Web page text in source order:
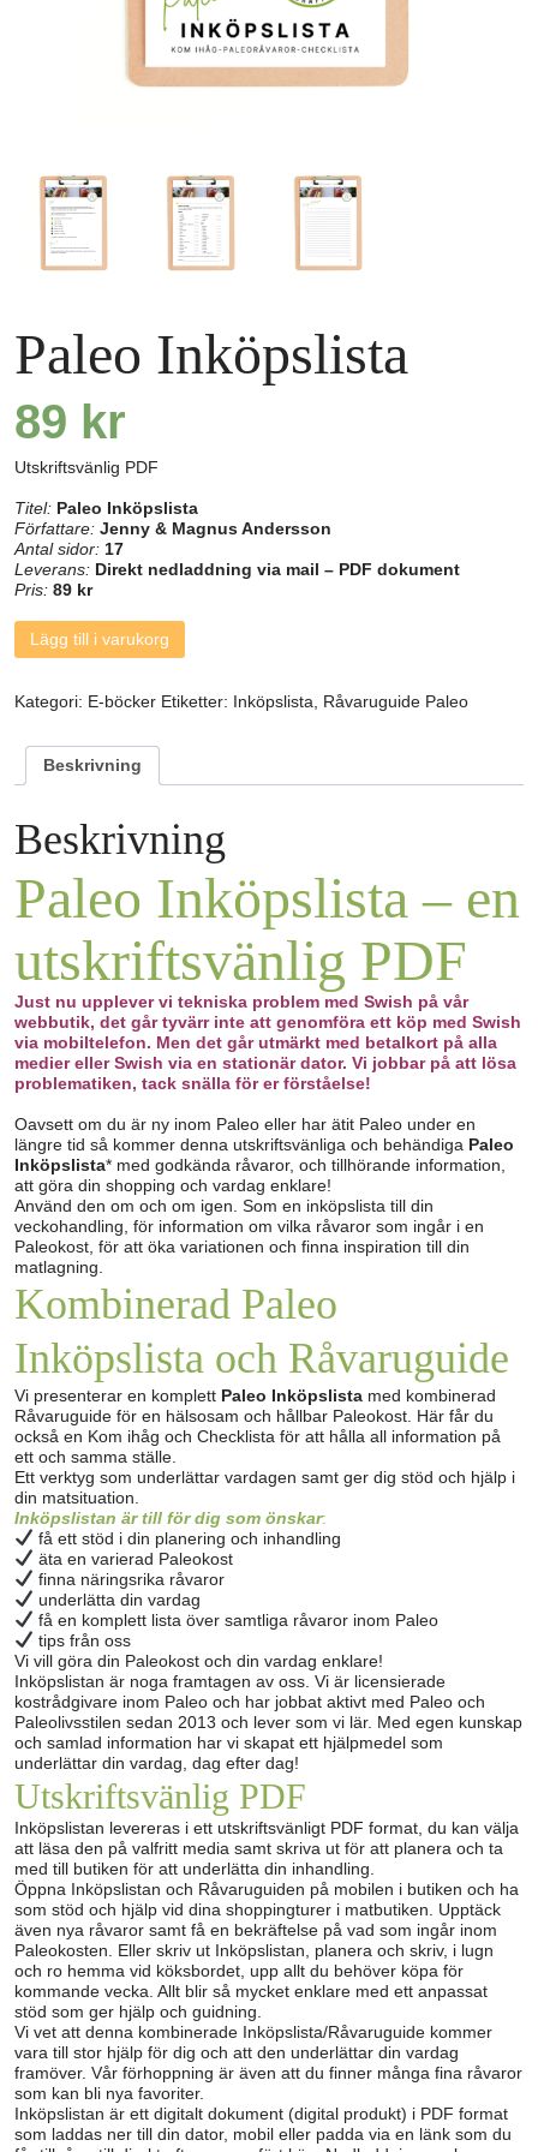
Paleo Inköpslista
89 kr
Utskriftsvänlig PDF
Titel: Paleo Inköpslista
Författare: Jenny & Magnus Andersson
Antal sidor: 17
Leverans: Direkt nedladdning via mail – PDF dokument
Pris: 89 kr
Paleo
Inköpslista
Lägg till i varukorg
Kategori: E-böcker Etiketter: Inköpslista Råvaruguide Paleo
Beskrivning
Beskrivning
Paleo Inköpslista – en
utskriftsvänlig PDF
Just nu upplever vi tekniska problem med Swish på vår
webbutik, det går tyvärr inte att genomföra ett köp med Swish
via mobiltelefon. Men det går utmärkt med betalkort på alla
medier eller Swish via en stationär dator. Vi jobbar på att lösa
problematiken, tack snälla för er förståelse!
Oavsett om du är ny inom Paleo eller har ätit Paleo under en
längre tid så kommer denna utskriftsvänliga och behändiga Paleo
Inköpslista* med godkända råvaror, och tillhörande information,
att göra din shopping och vardag enklare!
Använd den om och om igen. Som en inköpslista till din
veckohandling, för information om vilka råvaror som ingår i en
Paleokost, för att öka variationen och finna inspiration till din
matlagning.
Kombinerad Paleo
Inköpslista och Råvaruguide
Vi presenterar en komplett Paleo Inköpslista med kombinerad
Råvaruguide för en hälsosam och hållbar Paleokost. Här får du
också en Kom ihåg och Checklista för att hålla all information på
ett och samma ställe.
Ett verktyg som underlättar vardagen samt ger dig stöd och hjälp i
din matsituation.
Inköpslistan är till för dig som önskar:
få ett stöd i din planering och inhandling
äta en varierad Paleokost
finna näringsrika råvaror
underlätta din vardag
få en komplett lista över samtliga råvaror inom Paleo
tips från oss
Vi vill göra din Paleokost och din vardag enklare!
Inköpslistan är noga framtagen av oss. Vi är licensierade
kostrådgivare inom Paleo och har jobbat aktivt med Paleo och
Paleolivsstilen sedan 2013 och lever som vi lär. Med egen kunskap
och samlad information har vi skapat ett hjälpmedel som
underlättar din vardag, dag efter dag!
Utskriftsvänlig PDF
Inköpslistan levereras i ett utskriftsvänligt PDF format, du kan välja
att läsa den på valfritt media samt skriva ut för att planera och ta
med till butiken för att underlätta din inhandling.
Öppna Inköpslistan och Råvaruguiden på mobilen i butiken och ha
som stöd och hjälp vid dina shoppingturer i matbutiken. Upptäck
även nya råvaror samt få en bekräftelse på vad som ingår inom
Paleokosten. Eller skriv ut Inköpslistan, planera och skriv, i lugn
och ro hemma vid köksbordet, upp allt du behöver köpa för
kommande vecka. Allt blir så mycket enklare med ett anpassat
stöd som ger hjälp och guidning.
Vi vet att denna kombinerade Inköpslista/Råvaruguide kommer
vara till stor hjälp för dig och att den underlättar din vardag
framöver. Vår förhoppning är även att du finner många fina råvaror
som kan bli nya favoriter.
Inköpslistan är ett digitalt dokument (digital produkt) i PDF format
som laddas ner till din dator, mobil eller padda via en länk som du